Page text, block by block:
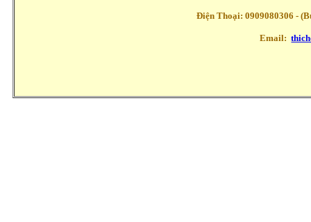
Điện Thoại: 0909080306 -
Email: